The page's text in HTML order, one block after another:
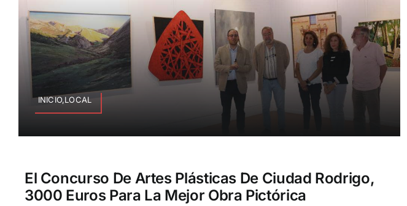
INICIO,LOCAL
El Concurso De Artes Plásticas De Ciudad Rodrigo,
3000 Euros Para La Mejor Obra Pictórica